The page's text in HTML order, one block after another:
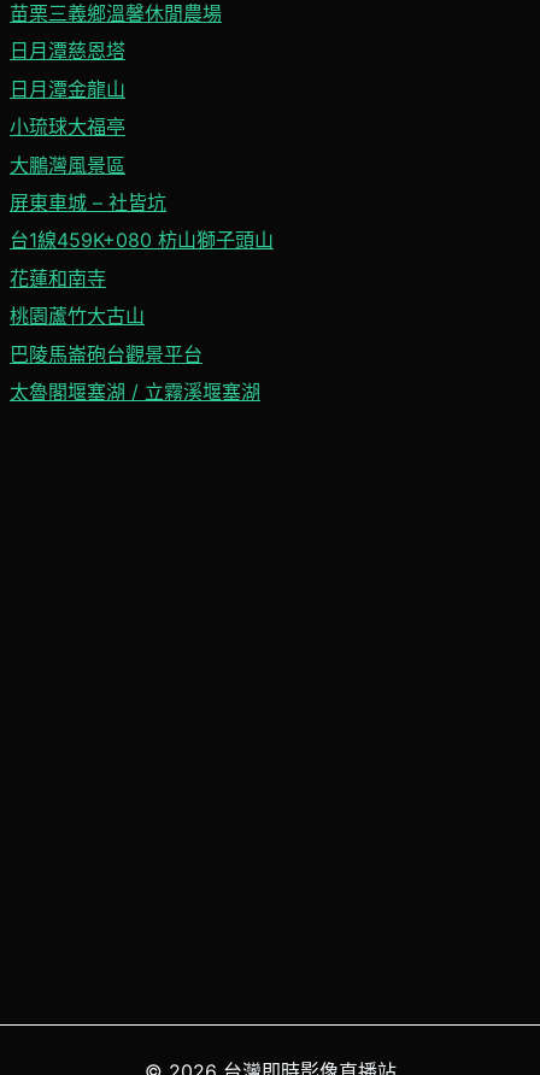
苗栗三義鄉溫馨休閒農場
日月潭慈恩塔
日月潭金龍山
小琉球大福亭
大鵬灣風景區
屏東車城 – 社皆坑
台1線459K+080 枋山獅子頭山
花蓮和南寺
桃園蘆竹大古山
巴陵馬崙砲台觀景平台
太魯閣堰塞湖 / 立霧溪堰塞湖